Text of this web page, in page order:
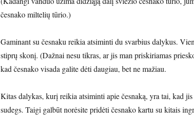
česnako miltelių tūrio.)
Gaminant su česnaku reikia atsiminti du svarbius dalykus.
stiprų skonį. (Dažnai nesu tikras, ar jis man priskiriamas
kad česnako visada galite dėti daugiau, bet ne mažiau.
Kitas dalykas, kurį reikia atsiminti apie česnaką, yra tai, kad
sudegs. Taigi galbūt norėsite pridėti česnako kartu su kitais